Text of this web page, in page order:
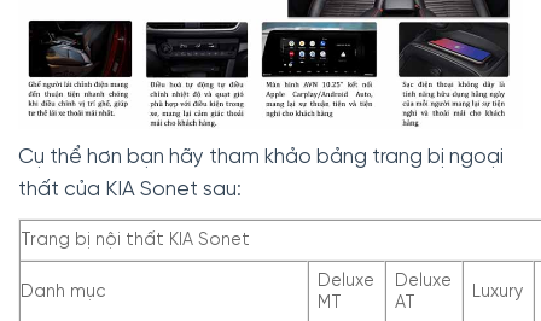
Cụ thể hơn bạn hãy tham khảo bảng trang bị ngoại
thất của KIA Sonet sau:
Trang bị nội thất KIA Sonet
Danh mục
Deluxe
MT
Deluxe
AT
Luxury